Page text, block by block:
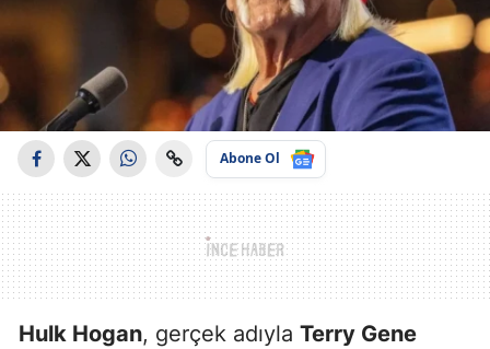
Abone Ol
Hulk Hogan, gerçek adıyla Terry Gene